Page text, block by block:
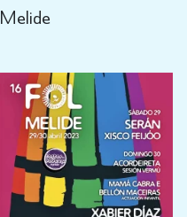
Melide